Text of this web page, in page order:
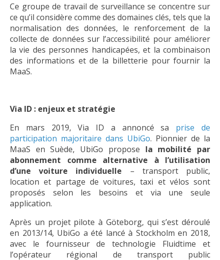
Ce groupe de travail de surveillance se concentre sur
ce qu’il considère comme des domaines clés, tels que la
normalisation des données, le renforcement de la
collecte de données sur l’accessibilité pour améliorer
la vie des personnes handicapées, et la combinaison
des informations et de la billetterie pour fournir la
MaaS.
Via ID : enjeux et stratégie
En mars 2019, Via ID a annoncé sa prise de
participation majoritaire dans UbiGo. Pionnier de la
MaaS en Suède, UbiGo propose la mobilité par
abonnement comme alternative à l’utilisation
d’une voiture individuelle – transport public,
location et partage de voitures, taxi et vélos sont
proposés selon les besoins et via une seule
application.
Après un projet pilote à Göteborg, qui s’est déroulé
en 2013/14, UbiGo a été lancé à Stockholm en 2018,
avec le fournisseur de technologie Fluidtime et
l’opérateur régional de transport public